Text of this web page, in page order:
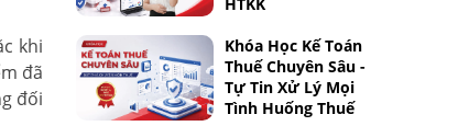
khi
đã
đối
Khóa Học Kế Toán
Thuế Chuyên Sâu -
Tự Tin Xử Lý Mọi
Tình Huống Thuế